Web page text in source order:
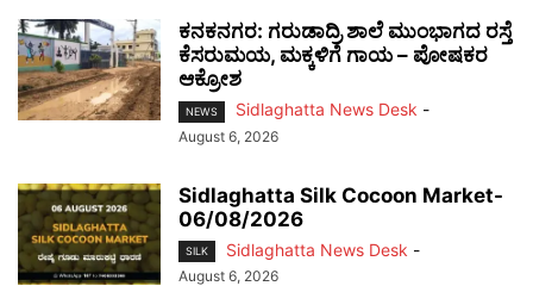
ಕನಕನಗರ: ಗರುಡಾದ್ರಿ ಶಾಲೆ ಮುಂಭಾಗದ ರಸ್ತೆ
ಕೆಸರುಮಯ, ಮಕ್ಕಳಿಗೆ ಗಾಯ – ಪೋಷಕರ
ಆಕ್ರೋಶ
NEWS Sidlaghatta News Desk -
August 6, 2026
Sidlaghatta Silk Cocoon Market-
06/08/2026
SILK Sidlaghatta News Desk -
August 6, 2026